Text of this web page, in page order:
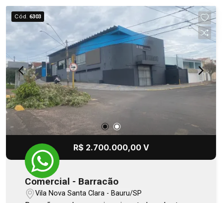
Cód. 6303
R$ 2.700.000,00 V
Comercial - Barracão
Vila Nova Santa Clara - Bauru/SP